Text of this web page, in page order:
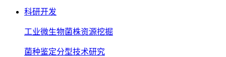
科研开发
工业微生物菌株资源挖掘
菌种鉴定分型技术研究